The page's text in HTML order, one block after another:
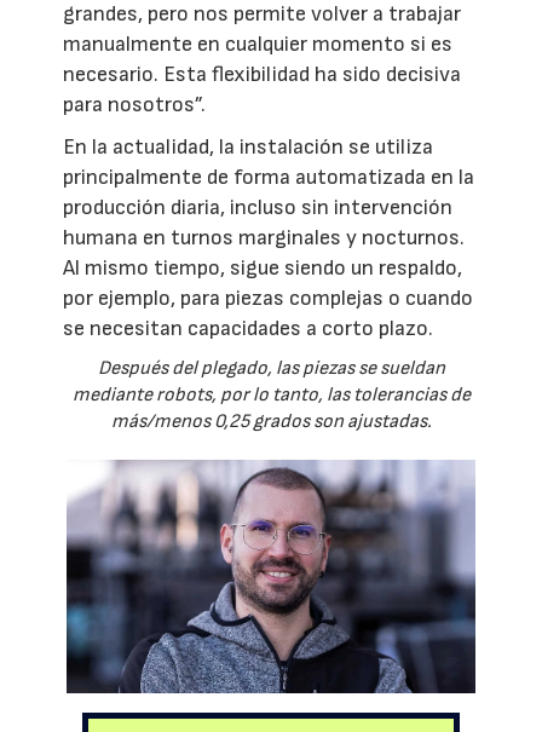
grandes, pero nos permite volver a trabajar
manualmente en cualquier momento si es
necesario. Esta flexibilidad ha sido decisiva
para nosotros”.
En la actualidad, la instalación se utiliza
principalmente de forma automatizada en la
producción diaria, incluso sin intervención
humana en turnos marginales y nocturnos.
Al mismo tiempo, sigue siendo un respaldo,
por ejemplo, para piezas complejas o cuando
se necesitan capacidades a corto plazo.
Después del plegado, las piezas se sueldan
mediante robots, por lo tanto, las tolerancias de
más/menos 0,25 grados son ajustadas.